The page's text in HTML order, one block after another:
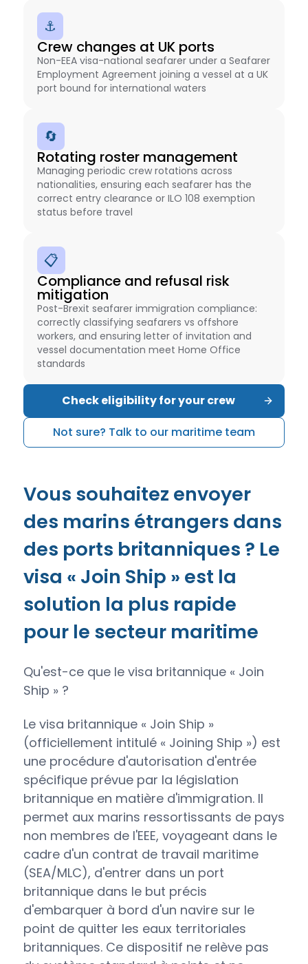
⚓
Crew changes at UK ports
Non-EEA visa-national seafarer under a Seafarer
Employment Agreement joining a vessel at a UK
port bound for international waters
🔄
Rotating roster management
Managing periodic crew rotations across
nationalities, ensuring each seafarer has the
correct entry clearance or ILO 108 exemption
status before travel
📋
Compliance and refusal risk
mitigation
Post-Brexit seafarer immigration compliance:
correctly classifying seafarers vs offshore
workers, and ensuring letter of invitation and
vessel documentation meet Home Office
standards
Check eligibility for your crew
Not sure? Talk to our maritime team
Vous souhaitez envoyer
des marins étrangers dans
des ports britanniques ? Le
visa « Join Ship » est la
solution la plus rapide
pour le secteur maritime
Qu'est-ce que le visa britannique « Join
Ship » ?
Le visa britannique « Join Ship »
(officiellement intitulé « Joining Ship ») est
une procédure d'autorisation d'entrée
spécifique prévue par la législation
britannique en matière d'immigration. Il
permet aux marins ressortissants de pays
non membres de l'EEE, voyageant dans le
cadre d'un contrat de travail maritime
(SEA/MLC), d'entrer dans un port
britannique dans le but précis
d'embarquer à bord d'un navire sur le
point de quitter les eaux territoriales
britanniques. Ce dispositif ne relève pas